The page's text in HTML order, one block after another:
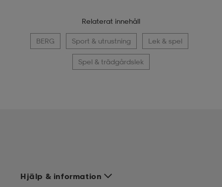
Relaterat innehåll
BERG Sport & utrustning Lek & spel
Spel & trädgårdslek
Hjälp & information